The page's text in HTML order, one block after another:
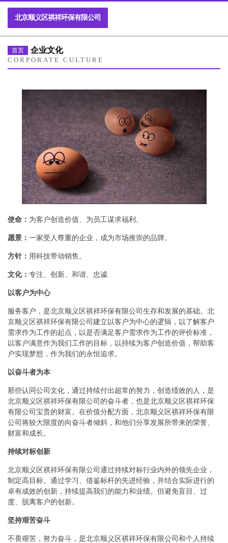
北京顺义区祺祥环保有限公司
首页 企业文化
CORPORATE CULTURE
使命： 为客户创造价值、为员工谋求福利。
愿景： 一家受人尊重的企业，成为市场推崇的品牌。
方针： 用科技带动销售。
文化： 专注、创新、和谐、忠诚
以客户为中心
服务客户，是北京顺义区祺祥环保有限公司生存和发展的基础。北
京顺义区祺祥环保有限公司建立以客户为中心的逻辑，以了解客户
需求作为工作的起点，以是否满足客户需求作为工作的评价标准，
以客户满意作为我们工作的目标，以持续为客户创造价值，帮助客
户实现梦想，作为我们的永恒追求。
以奋斗者为本
那些认同公司文化，通过持续付出超常的努力，创造绩效的人，是
北京顺义区祺祥环保有限公司的奋斗者，也是北京顺义区祺祥环保
有限公司宝贵的财富。在价值分配方面，北京顺义区祺祥环保有限
公司将较大限度的向奋斗者倾斜，和他们分享发展所带来的荣誉、
财富和成长。
持续对标创新
北京顺义区祺祥环保有限公司通过持续对标行业内外的领先企业，
制定高目标。通过学习、借鉴标杆的先进经验，并结合实际进行的
卓有成效的创新，持续提高我们的能力和业绩。但避免盲目、过
度、脱离客户的创新。
坚持艰苦奋斗
不畏艰苦，努力奋斗，是北京顺义区祺祥环保有限公司和个人持续